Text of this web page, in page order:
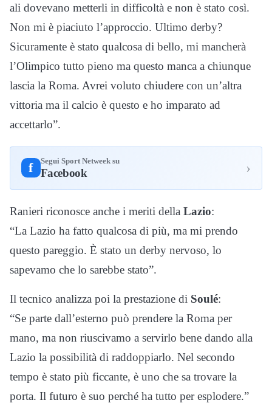
ali dovevano metterli in difficoltà e non è stato così.
Non mi è piaciuto l’approccio. Ultimo derby?
Sicuramente è stato qualcosa di bello, mi mancherà
l’Olimpico tutto pieno ma questo manca a chiunque
lascia la Roma. Avrei voluto chiudere con un’altra
vittoria ma il calcio è questo e ho imparato ad
accettarlo”.
f Segui Sport Netweek su
Facebook ›
Ranieri riconosce anche i meriti della Lazio:
“La Lazio ha fatto qualcosa di più, ma mi prendo
questo pareggio. È stato un derby nervoso, lo
sapevamo che lo sarebbe stato”.
Il tecnico analizza poi la prestazione di Soulé:
“Se parte dall’esterno può prendere la Roma per
mano, ma non riuscivamo a servirlo bene dando alla
Lazio la possibilità di raddoppiarlo. Nel secondo
tempo è stato più ficcante, è uno che sa trovare la
porta. Il futuro è suo perché ha tutto per esplodere.”